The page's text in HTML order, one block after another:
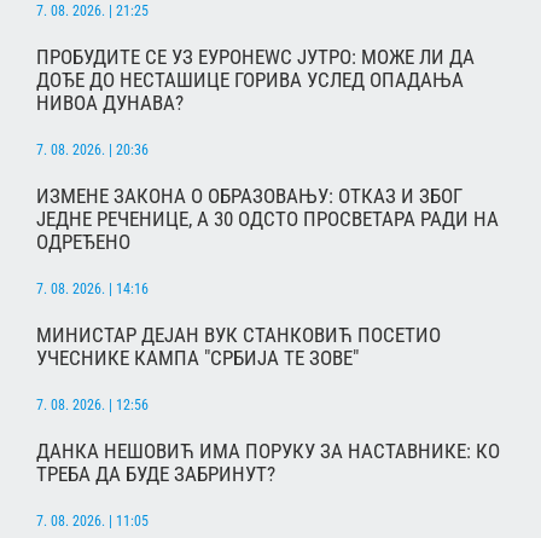
7. 08. 2026. | 21:25
ПРОБУДИТЕ СЕ УЗ ЕУРОНЕWС ЈУТРО: МОЖЕ ЛИ ДА
ДОЂЕ ДО НЕСТАШИЦЕ ГОРИВА УСЛЕД ОПАДАЊА
НИВОА ДУНАВА?
7. 08. 2026. | 20:36
ИЗМЕНЕ ЗАКОНА О ОБРАЗОВАЊУ: ОТКАЗ И ЗБОГ
ЈЕДНЕ РЕЧЕНИЦЕ, А 30 ОДСТО ПРОСВЕТАРА РАДИ НА
ОДРЕЂЕНО
7. 08. 2026. | 14:16
МИНИСТАР ДЕЈАН ВУК СТАНКОВИЋ ПОСЕТИО
УЧЕСНИКЕ КАМПА "СРБИЈА ТЕ ЗОВЕ"
7. 08. 2026. | 12:56
ДАНКА НЕШОВИЋ ИМА ПОРУКУ ЗА НАСТАВНИКЕ: КО
ТРЕБА ДА БУДЕ ЗАБРИНУТ?
7. 08. 2026. | 11:05